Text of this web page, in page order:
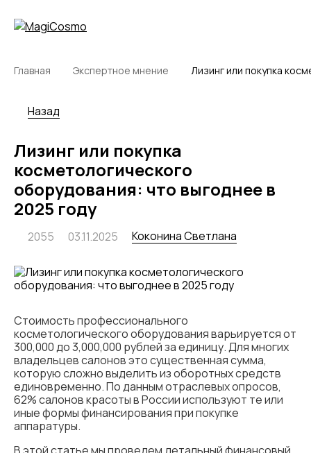
Главная Экспертное мнение Лизинг или покупка
Назад
Лизинг или покупка
косметологического
оборудования: что выгоднее в
2025 году
2055 03.11.2025 Коконина Светлана
Стоимость профессионального
косметологического оборудования варьируется от
300,000 до 3,000,000 рублей за единицу. Для многих
владельцев салонов это существенная сумма,
которую сложно выделить из оборотных средств
единовременно. По данным отраслевых опросов,
62% салонов красоты в России используют те или
иные формы финансирования при покупке
аппаратуры.